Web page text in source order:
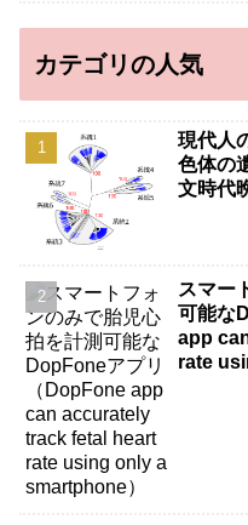
カテゴリの人気
現代人
色体の
文時代
スマー
可能な
app
rate